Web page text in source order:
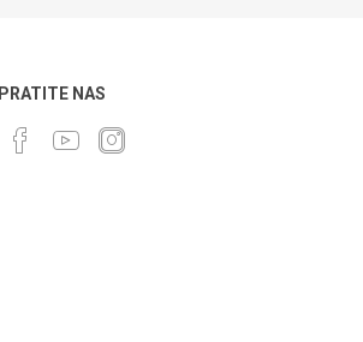
PRATITE NAS